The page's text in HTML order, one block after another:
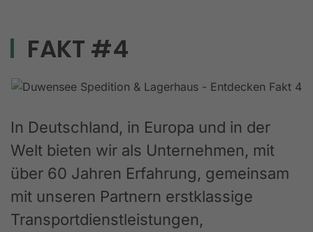
FAKT #4
In Deutschland, in Europa und in der
Welt bieten wir als Unternehmen, mit
über 60 Jahren Erfahrung, gemeinsam
mit unseren Partnern erstklassige
Transportdienstleistungen,